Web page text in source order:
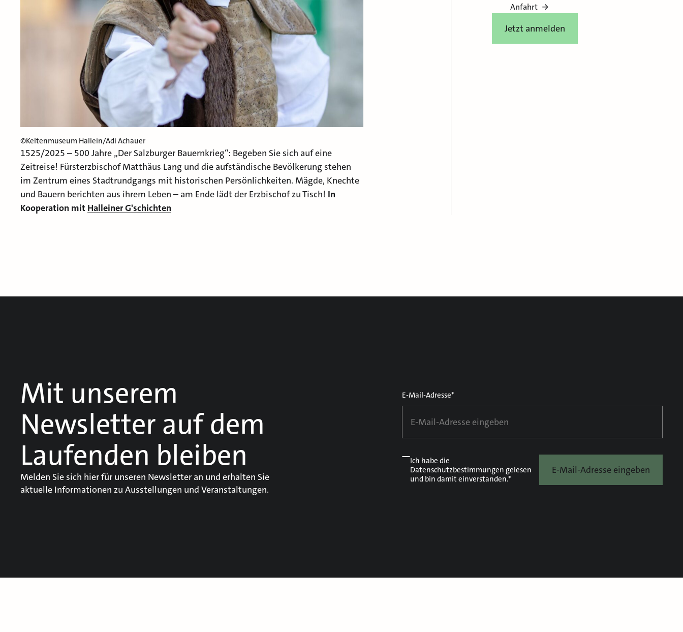
©Keltenmuseum Hallein/Adi Achauer
1525/2025 – 500 Jahre „Der Salzburger Bauernkrieg“: Begeben Sie sich auf eine
Zeitreise! Fürsterzbischof Matthäus Lang und die aufständische Bevölkerung stehen
im Zentrum eines Stadtrundgangs mit historischen Persönlichkeiten. Mägde, Knechte
und Bauern berichten aus ihrem Leben – am Ende lädt der Erzbischof zu Tisch! In
Kooperation mit Halleiner G'schichten
Anfahrt
Jetzt anmelden
Mit unserem
Newsletter auf dem
Laufenden bleiben
Melden Sie sich hier für unseren Newsletter an und erhalten Sie
aktuelle Informationen zu Ausstellungen und Veranstaltungen.
E-Mail-Adresse*
Ich habe die
Datenschutzbestimmungen gelesen
und bin damit einverstanden.*
E-Mail-Adresse eingeben